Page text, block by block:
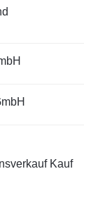
Kauf